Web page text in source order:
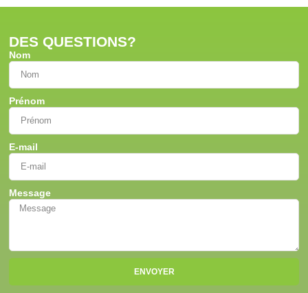
DES QUESTIONS?
Nom
Prénom
E-mail
Message
ENVOYER